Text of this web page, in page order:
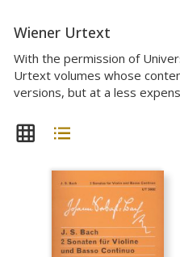
Wiener Urtext
With the permission of
Urtext volumes whose
versions, but at a less